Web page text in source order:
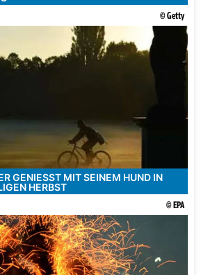
© Getty
GENIESST MIT SEINEM HUND IN K
HERBST
© EPA